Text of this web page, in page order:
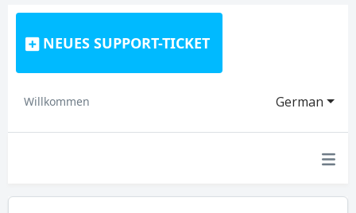
NEUES SUPPORT-TICKET
German
Willkommen